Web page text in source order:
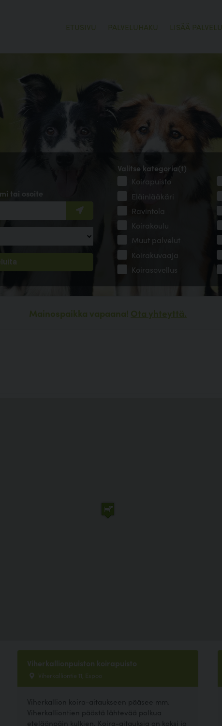
ETUSIVU PALVELUHAKU LISÄÄ PALVELU
tai osoite
Valitse kategoria(t)
Koirapuisto
Eläinlääkäri
Ravintola
Koirakoulu
Muut palvelut
Koirakuvaaja
Koirasovellus
Mainospaikka vapaana! Ota yhteyttä.
Viherkallionpuiston koirapuisto
Viherkalliontie 11, Espoo
Viherkallion koira-aitaukseen pääsee mm.
Viherkalliontien päästä lähtevää polkua
eteläänpäin kulkien. Koira-aitauksia on kaksi ja